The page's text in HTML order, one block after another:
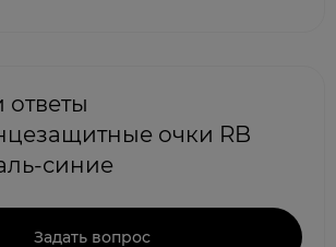
очки RB
синие
Задать вопрос